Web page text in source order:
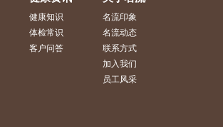
健康知识
体检常识
客户问答
名流印象
名流动态
联系方式
加入我们
员工风采